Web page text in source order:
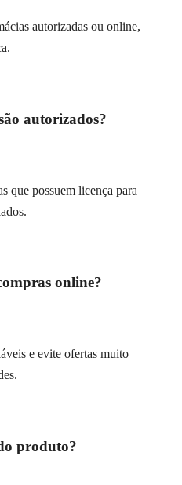
autorizadas ou online,
autorizados?
que possuem licença para
online?
e evite ofertas muito
produto?